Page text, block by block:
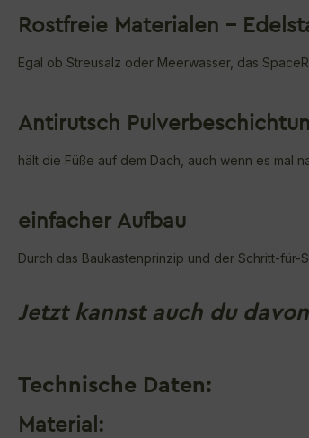
Rostfreie Materialen -
Egal ob Streusalz oder Meerwasser, das
Antirutsch
hält die Füße auf dem Dach, auch wenn es mal
einfacher Aufbau
Durch das Baukastenprinzip und der Schritt-für-
Jetzt kannst auch du
Technische Daten:
Material: